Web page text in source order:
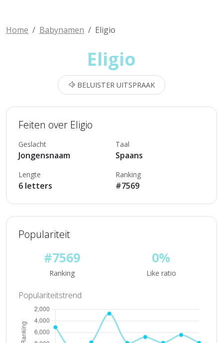
Home Babynamen Eligio
Eligio
BELUISTER UITSPRAAK
Feiten over Eligio
Geslacht
Jongensnaam
Taal
Spaans
Lengte
6 letters
Ranking
#7569
Populariteit
#7569
Ranking
0%
Like ratio
Populariteitstrend